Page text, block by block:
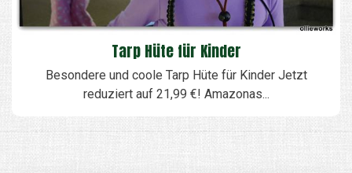
Tarp Hüte für Kinder
Besondere und coole Tarp Hüte für Kinder Jetzt
reduziert auf 21,99 €! Amazonas...